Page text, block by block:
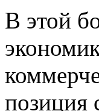
В этой
позиция